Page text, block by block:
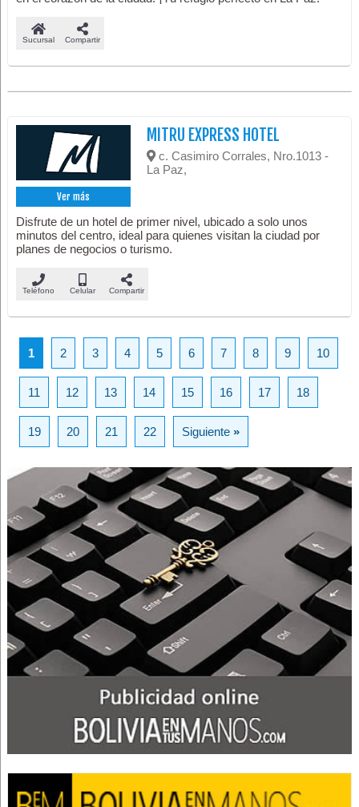
Sucursal Compartir
Ver más
MITRU EXPRESS HOTEL
c. Casimiro Corrales, Nro.1013 -
La Paz,
Disfrute de un hotel de primer nivel, ubicado a solo unos
minutos del centro, ideal para quienes visitan la ciudad por
planes de negocios o turismo.
Teléfono Celular Compartir
1 2 3 4 5 6 7 8 9 10
11 12 13 14 15 16 17 18
19 20 21 22 Siguiente»